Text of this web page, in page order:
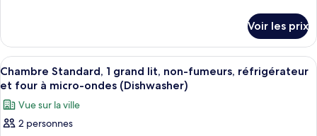
chambre :
Chambre
Standard,
1
grand
lit,
le
type
de
chambre
Standard,
grand
Voir les prix
Afficher
toutes
les
photos
pour
Une chambre d’hôtel avec un
4
Chambre Standard, 1 grand lit, non-fumeurs, réfrigérateur
et four à micro-ondes (Dishwasher)
Vue sur la ville
2 personnes